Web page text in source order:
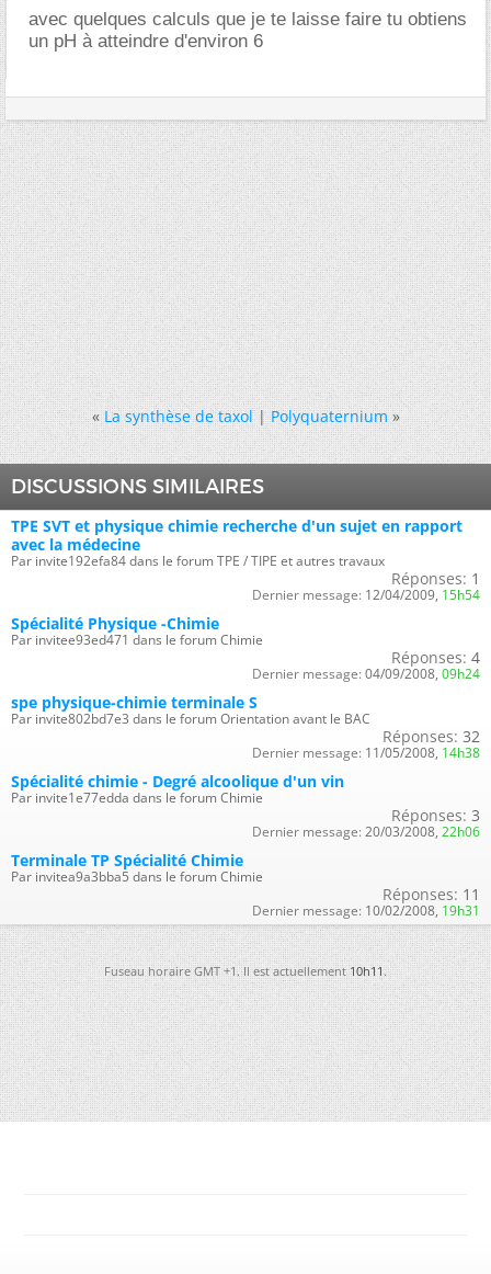
avec quelques calculs que je te laisse faire tu obtiens
un pH à atteindre d'environ 6
« La synthèse de taxol|Polyquaternium »
DISCUSSIONS SIMILAIRES
TPE SVT et physique chimie recherche d'un sujet en rapport
avec la médecine
Par invite192efa84 dans le forum TPE / TIPE et autres travaux
Réponses: 1
Dernier message: 12/04/2009, 15h54
Spécialité Physique -Chimie
Par invitee93ed471 dans le forum Chimie
Réponses: 4
Dernier message: 04/09/2008, 09h24
spe physique-chimie terminale S
Par invite802bd7e3 dans le forum Orientation avant le BAC
Réponses: 32
Dernier message: 11/05/2008, 14h38
Spécialité chimie - Degré alcoolique d'un vin
Par invite1e77edda dans le forum Chimie
Réponses: 3
Dernier message: 20/03/2008, 22h06
Terminale TP Spécialité Chimie
Par invitea9a3bba5 dans le forum Chimie
Réponses: 11
Dernier message: 10/02/2008, 19h31
Fuseau horaire GMT +1. Il est actuellement10h11.